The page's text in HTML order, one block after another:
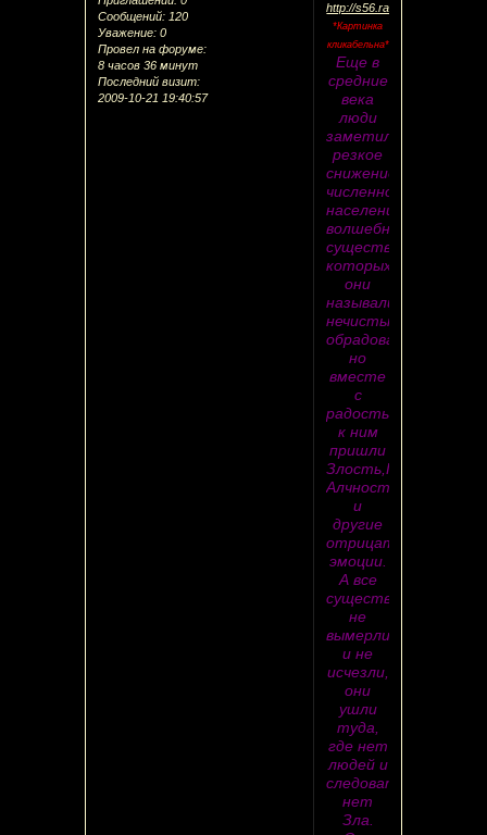
Сообщений: 120
Уважение: 0
Провел на форуме:
8 часов 36 минут
Последний визит:
2009-10-21 19:40:57
*Картинка
кликабельна*
Еще в
средние
века
люди
заметили
резкое
снижение
численности
населения
волшебных
существ,
которых
они
называли
нечистью.Люди
обрадовались,
но
вместе
с
радостью
к ним
пришли
Злость,Грубость,
Алчность
и
другие
отрицательные
эмоции.
А все
существа
не
вымерли
и не
исчезли,
они
ушли
туда,
где нет
людей и
следовательно
нет
Зла.